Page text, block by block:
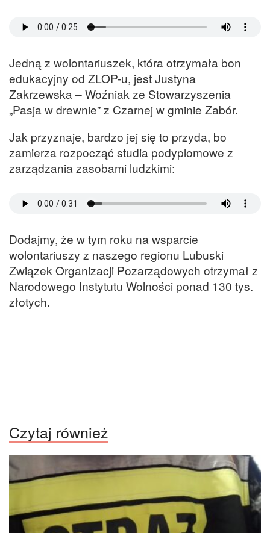
Jedną z wolontariuszek, która otrzymała bon
edukacyjny od ZLOP-u, jest Justyna
Zakrzewska – Woźniak ze Stowarzyszenia
„Pasja w drewnie” z Czarnej w gminie Zabór.
Jak przyznaje, bardzo jej się to przyda, bo
zamierza rozpocząć studia podyplomowe z
zarządzania zasobami ludzkimi:
Dodajmy, że w tym roku na wsparcie
wolontariuszy z naszego regionu Lubuski
Związek Organizacji Pozarządowych otrzymał z
Narodowego Instytutu Wolności ponad 130 tys.
złotych.
Czytaj również